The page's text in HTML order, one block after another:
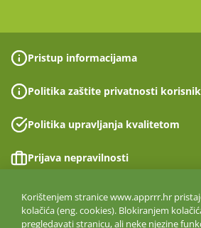
Pristup informacijama
Politika zaštite privatnosti
Politika upravljanja kvalitetom
Prijava nepravilnosti
Izjava o pristupačnosti
Politika informacijske sigurnosti
Korištenjem stranice www.apprrr.hr
kolačića (eng. cookies). Blokiranjem
pregledavati stranicu, ali neke njezine